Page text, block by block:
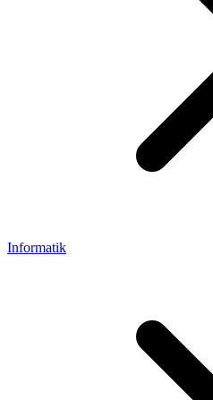
Informatik